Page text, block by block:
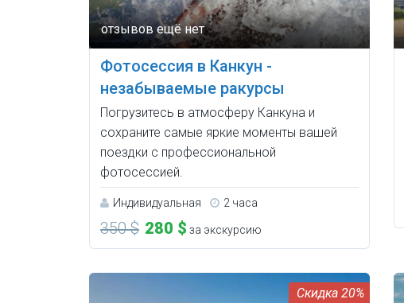
Фотосессия в Канкун -
незабываемые ракурсы
Погрузитесь в атмосферу Канкуна и
сохраните самые яркие моменты вашей
поездки с профессиональной
фотосессией.
Индивидуальная 2 часа
350 $ 280 $ за экскурсию
20%